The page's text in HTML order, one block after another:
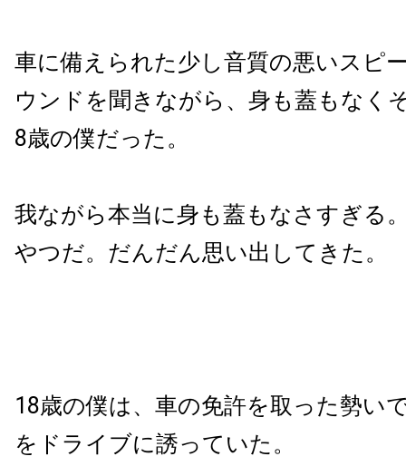
車に備えられた少し音質の悪いスピ
ウンドを聞きながら、身も蓋もなく
8歳の僕だった。
我ながら本当に身も蓋もなさすぎる
やつだ。だんだん思い出してきた。
18歳の僕は、車の免許を取った勢い
をドライブに誘っていた。